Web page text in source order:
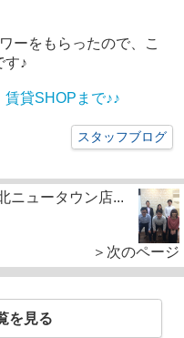
ーをもらったので、こ
す♪
貸SHOPまで♪♪
スタッフブログ
ニュータウン店...
＞次のページ
を見る